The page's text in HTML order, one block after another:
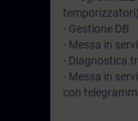
temporizzatori)
- Gestione DB
- Messa in
- Diagnostica
- Messa in
con